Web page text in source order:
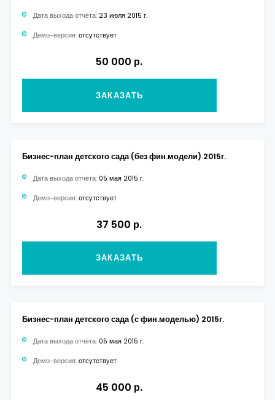
Дата выхода отчёта: 23 июля 2015 г.
Демо-версия: отсутствует
50 000 р.
ЗАКАЗАТЬ
Бизнес-план детского сада (без фин.модели) 2015г.
Дата выхода отчёта: 05 мая 2015 г.
Демо-версия: отсутствует
37 500 р.
ЗАКАЗАТЬ
Бизнес-план детского сада (с фин.моделью) 2015г.
Дата выхода отчёта: 05 мая 2015 г.
Демо-версия: отсутствует
45 000 р.